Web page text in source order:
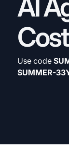
AI
Cost
Use code
SUMMER-